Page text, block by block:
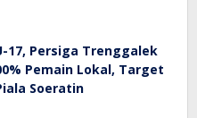
17, Persiga Trenggalek
Pemain Lokal, Target
Soeratin